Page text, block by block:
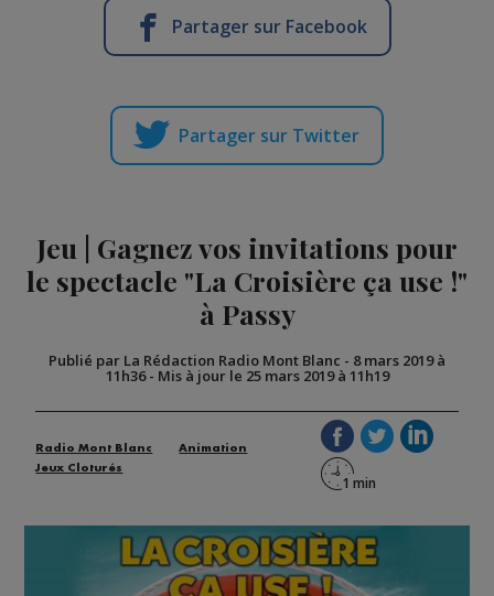
Partager sur Facebook
Partager sur Twitter
Jeu | Gagnez vos invitations pour
le spectacle "La Croisière ça use !"
à Passy
Publié par La Rédaction Radio Mont Blanc - 8 mars 2019 à
11h36- Mis à jour le 25 mars 2019 à 11h19
Radio Mont Blanc
Animation
Jeux Cloturés